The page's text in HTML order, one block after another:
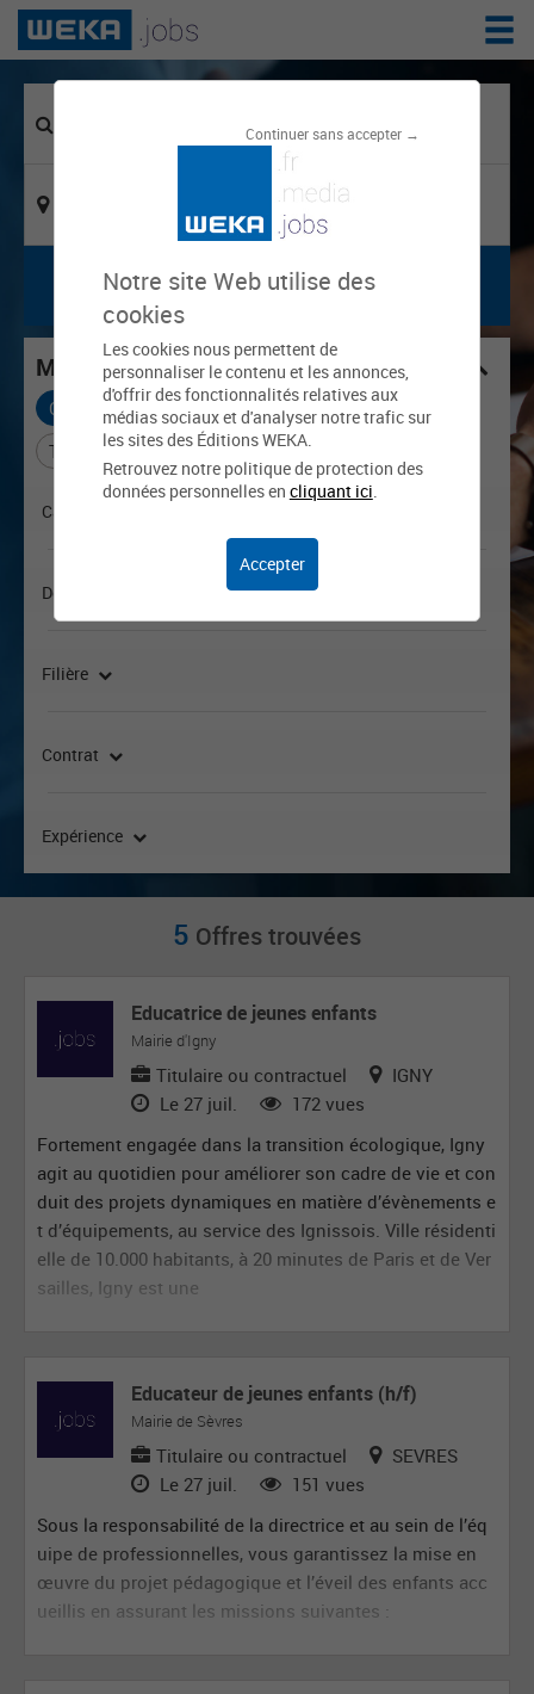
Continuer sans accepter →
Notre site Web utilise des
cookies
Les cookies nous permettent de
personnaliser le contenu et les annonces,
d'offrir des fonctionnalités relatives aux
médias sociaux et d'analyser notre trafic sur
les sites des Éditions WEKA.
Retrouvez notre politique de protection des
données personnelles en cliquant ici.
Accepter
Mes critères choisis
Cadre d'emploi : Éducateur de jeunes enfants
Tout effacer
Catégorie
Domaine d'activité
Filière
Contrat
Expérience
5 Offres trouvées
Educatrice de jeunes enfants
Mairie d'Igny
Titulaire ou contractuel
IGNY
Le 27 juil.
172 vues
Fortement engagée dans la transition écologique, Igny
agit au quotidien pour améliorer son cadre de vie et con
duit des projets dynamiques en matière d’évènements e
t d’équipements, au service des Ignissois. Ville résidenti
elle de 10.000 habitants, à 20 minutes de Paris et de Ver
sailles, Igny est une
Educateur de jeunes enfants (h/f)
Mairie de Sèvres
Titulaire ou contractuel
SEVRES
Le 27 juil.
151 vues
Sous la responsabilité de la directrice et au sein de l’éq
uipe de professionnelles, vous garantissez la mise en
œuvre du projet pédagogique et l’éveil des enfants acc
ueillis en assurant les missions suivantes :